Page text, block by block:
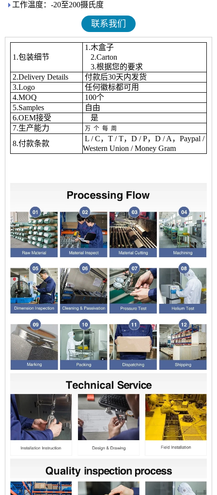
工作温度：-20至200摄氏度
联系我们
1.包装细节
1.木盒子
2.Carton
3.根据您的要求
2.Delivery Details
付款后30天内发货
3.Logo
任何徽标都可用
4.MOQ
100个
5.Samples
自由
6.OEM接受
是
7.生产能力
万 个 每 周
8.付款条款
L / C，T / T，D / P，D / A，Paypal /
Western Union / Money Gram